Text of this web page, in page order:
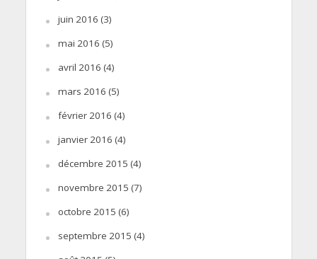
juin 2016 (3)
mai 2016 (5)
avril 2016 (4)
mars 2016 (5)
février 2016 (4)
janvier 2016 (4)
décembre 2015 (4)
novembre 2015 (7)
octobre 2015 (6)
septembre 2015 (4)